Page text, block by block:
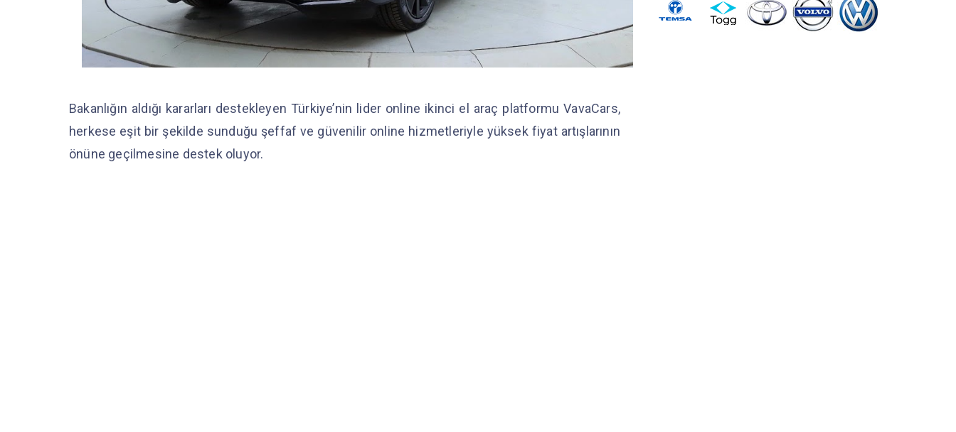
Bakanlığın aldığı kararları destekleyen Türkiye’nin lider online ikinci el araç platformu VavaCars,
herkese eşit bir şekilde sunduğu şeffaf ve güvenilir online hizmetleriyle yüksek fiyat artışlarının
önüne geçilmesine destek oluyor.